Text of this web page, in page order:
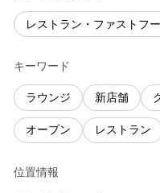
レストラン・ファストフ
キーワード
ラウンジ 新店舗
オープン レストラン
位置情報